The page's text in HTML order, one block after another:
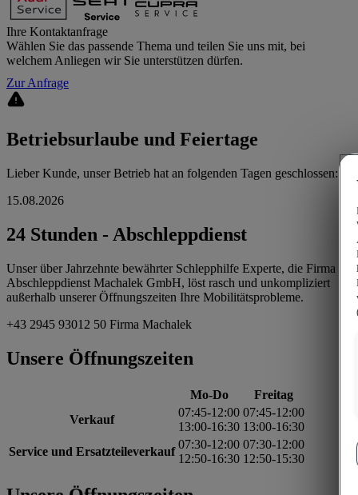
Ihre Kontaktanfrage
Wählen Sie das passende Thema und teilen Sie uns mit, bei
welchem Anliegen wir Sie unterstützen dürfen.
Zur Anfrage
Betriebsurlaube und Feiertage
Lieber Kunde, unser Betrieb hat an folgenden Tagen geschlossen:
15.08.2026
24 Stunden - Abschleppdienst
Unser über Jahrzehnte bewährter Schlepphilfe Experte, die Firma
Abschleppdienst Machalek GmbH, löst rasch und unkompliziert
außerhalb unserer Öffnungszeiten Ihre Mobilitätsprobleme.
+43 2945 93012 50 Firma Machalek
Unsere Öffnungszeiten
Mo-Do
Freitag
Verkauf
07:45-12:00
13:00-16:30
07:45-12:00
13:00-16:30
Service und Ersatzteileverkauf
07:30-12:00
12:50-16:30
07:30-12:00
12:50-15:30